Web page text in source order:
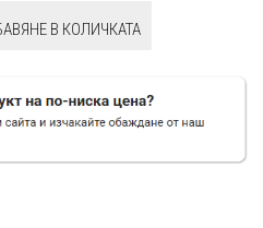
В КОЛИЧКАТА